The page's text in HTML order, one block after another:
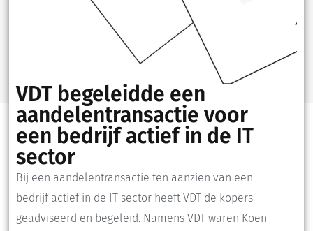
VDT begeleidde een
aandelentransactie voor
een bedrijf actief in de IT
sector
Bij een aandelentransactie ten aanzien van een
bedrijf actief in de IT sector heeft VDT de kopers
geadviseerd en begeleid. Namens VDT waren Koen